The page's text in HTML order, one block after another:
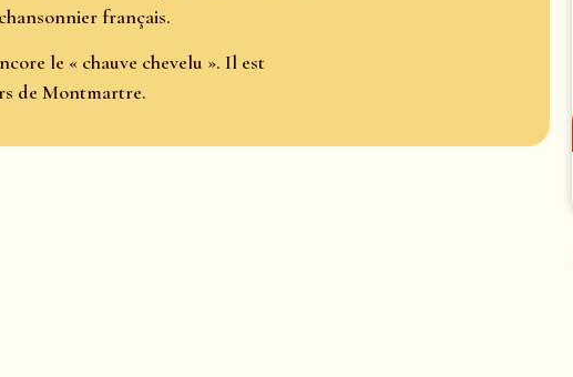
français.
le « chauve chevelu ». Il est
de Montmartre.